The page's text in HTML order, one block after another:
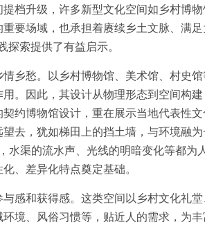
升级，许多新型文化空间如乡村博物
要场域，也承担着赓续乡土文脉、满足
索提供了有益启示。
乡愁。以乡村博物馆、美术馆、村史馆
。因此，其设计从物理形态到空间构建
约博物馆设计，重在展示当地代表性
去，犹如梯田上的挡土墙，与环境融为
水渠的流水声、光线的明暗变化等都为
、差异化特点奠定基础。
感和获得感。这类空间以乡村文化礼堂
境、风俗习惯等，贴近人的需求，为丰